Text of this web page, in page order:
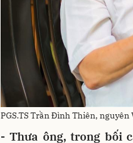
PGS.TS Trần Đình Thiên,
- Thưa ông, trong bối